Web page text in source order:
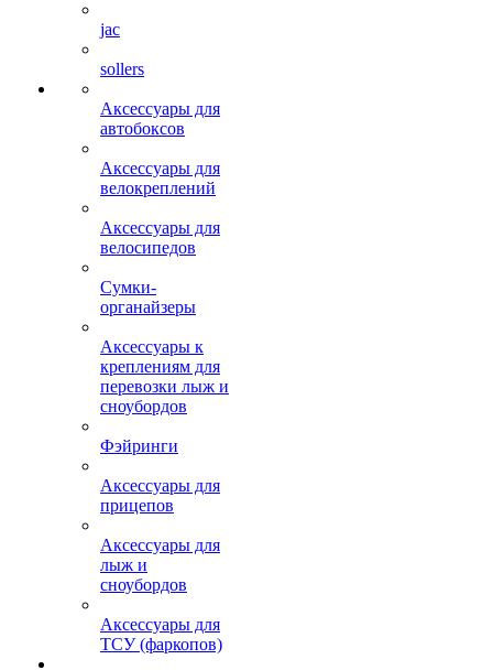
jac
sollers
Аксессуары для
автобоксов
Аксессуары для
велокреплений
Аксессуары для
велосипедов
Сумки-
органайзеры
Аксессуары к
креплениям для
перевозки лыж и
сноубордов
Фэйринги
Аксессуары для
прицепов
Аксессуары для
лыж и
сноубордов
Аксессуары для
ТСУ (фаркопов)